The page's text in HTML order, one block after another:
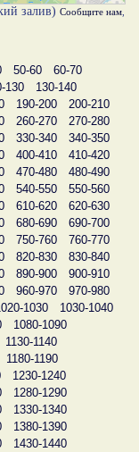
залив) Сообщите нам
50-60
60-70
130
130-140
190-200
200-210
260-270
270-280
330-340
340-350
400-410
410-420
470-480
480-490
540-550
550-560
610-620
620-630
680-690
690-700
750-760
760-770
820-830
830-840
890-900
900-910
960-970
970-980
1030
1030-1040
1080-1090
1130-1140
1180-1190
1230-1240
1280-1290
1330-1340
1380-1390
1430-1440